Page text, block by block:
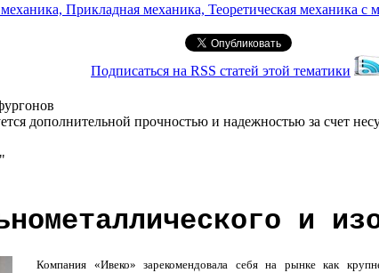
Прикладная механика, Теоретическая механика
Подписаться на RSS статей этой тематики
дополнительной прочностью и надежностью за счет
и
Компания «Ивеко» зарекомендовала себя на рынке как